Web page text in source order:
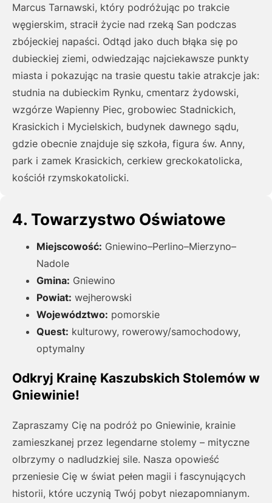
Marcus Tarnawski, który podróżując po trakcie
węgierskim, stracił życie nad rzeką San podczas
zbójeckiej napaści. Odtąd jako duch błąka się po
dubieckiej ziemi, odwiedzając najciekawsze punkty
miasta i pokazując na trasie questu takie atrakcje jak:
studnia na dubieckim Rynku, cmentarz żydowski,
wzgórze Wapienny Piec, grobowiec Stadnickich,
Krasickich i Mycielskich, budynek dawnego sądu,
gdzie obecnie znajduje się szkoła, figura św. Anny,
park i zamek Krasickich, cerkiew greckokatolicka,
kościół rzymskokatolicki.
4. Towarzystwo Oświatowe
Miejscowość: Gniewino–Perlino–Mierzyno–
Nadole
Gmina: Gniewino
Powiat: wejherowski
Województwo: pomorskie
Quest: kulturowy, rowerowy/samochodowy,
optymalny
Odkryj Krainę Kaszubskich Stolemów w
Gniewinie!
Zapraszamy Cię na podróż po Gniewinie, krainie
zamieszkanej przez legendarne stolemy – mityczne
olbrzymy o nadludzkiej sile. Nasza opowieść
przeniesie Cię w świat pełen magii i fascynujących
historii, które uczynią Twój pobyt niezapomnianym.